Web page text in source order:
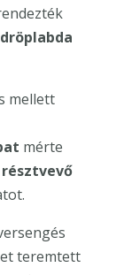
mellett
mérte
résztvevő
teremtett